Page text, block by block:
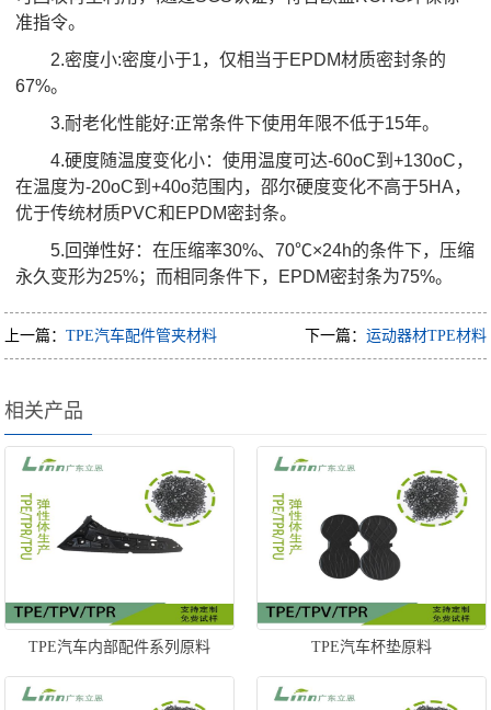
准指令。
2.密度小:密度小于1，仅相当于EPDM材质密封条的
67%。
3.耐老化性能好:正常条件下使用年限不低于15年。
4.硬度随温度变化小：使用温度可达-60oC到+130oC，
在温度为-20oC到+40o范围内，邵尔硬度变化不高于5HA，
优于传统材质PVC和EPDM密封条。
5.回弹性好：在压缩率30%、70℃×24h的条件下，压缩
永久变形为25%；而相同条件下，EPDM密封条为75%。
上一篇：TPE汽车配件管夹材料 下一篇： 运动器材TPE材料
相关产品
TPE汽车内部配件系列原料 TPE汽车杯垫原料